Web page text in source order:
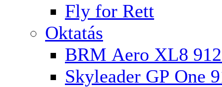
Fly for Rett
Oktatás
BRM Aero XL8
Skyleader GP One